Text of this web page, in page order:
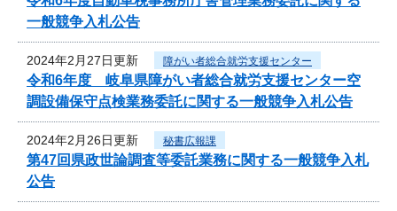
一般競争入札公告
2024年2月27日更新 障がい者総合就労支援センター
令和6年度 岐阜県障がい者総合就労支援センター空
調設備保守点検業務委託に関する一般競争入札公告
2024年2月26日更新 秘書広報課
第47回県政世論調査等委託業務に関する一般競争入札
公告